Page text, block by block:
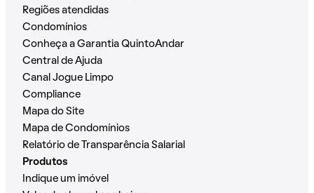
Regiões atendidas
Condomínios
Conheça a Garantia QuintoAndar
Central de Ajuda
Canal Jogue Limpo
Compliance
Mapa do Site
Mapa de Condomínios
Relatório de Transparência Salarial
Produtos
Indique um imóvel